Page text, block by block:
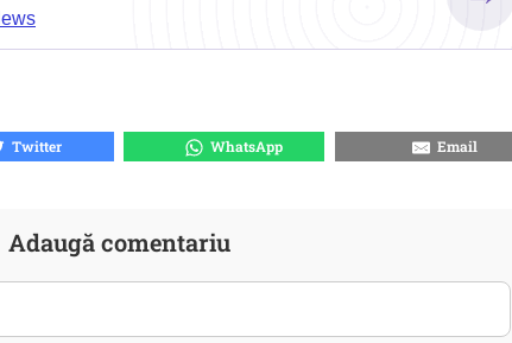
Twitter WhatsApp Email
Adaugă comentariu